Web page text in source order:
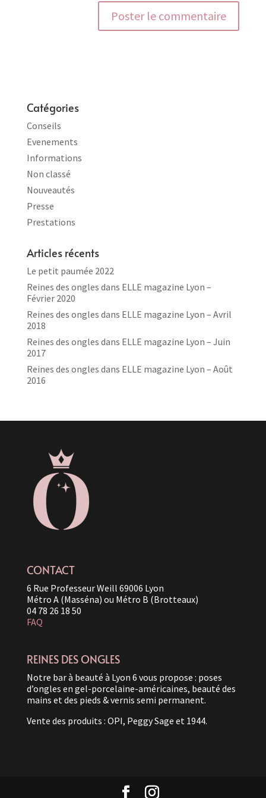
Catégories
Conseils
Evenements
Informations
Non classé
Nouveautés
Presse
Prestations
Articles récents
Le petit paumée 2022
Reines des ongles dans ELLE magazine Lyon –
Février 2020
Reines des ongles dans ELLE magazine Lyon – Avril
2018
Reines des ongles dans ELLE magazine Lyon – Juin
2017
Reines des ongles dans ELLE magazine Lyon – Août
2016
CONTACT
6 Rue Professeur Weill 69006 Lyon
Métro A (Masséna) ou Métro B (Brotteaux)
04 78 26 18 50
FAQ
REINES DES ONGLES
Notre bar à beauté à Lyon 6 vous propose : poses
d’ongles en gel-porcelaine-américaines, beauté des
mains et des pieds & vernis semi permanent.
Vente des produits : OPI, Peggy Sage et 1944.